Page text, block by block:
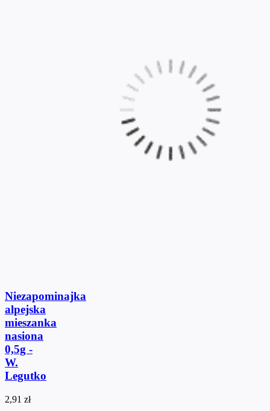
Niezapominajka
alpejska
mieszanka
nasiona
0,5g -
W.
Legutko
2,91 zł